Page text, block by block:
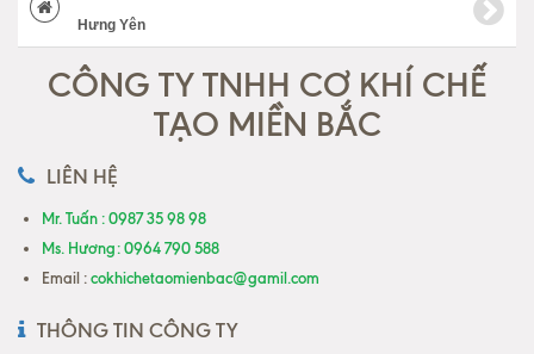
Hưng Yên
CÔNG TY TNHH CƠ KHÍ CHẾ
TẠO MIỀN BẮC
LIÊN HỆ
Mr. Tuấn : 0987 35 98 98
Ms. Hương: 0964 790 588
Email :cokhichetaomienbac@gamil.com
THÔNG TIN CÔNG TY